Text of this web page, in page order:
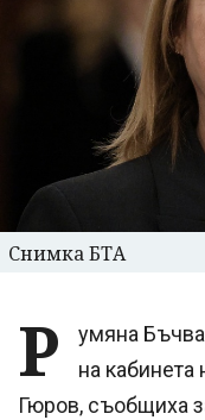
Снимка БТА
Р
умяна
на
Гюров, съобщиха